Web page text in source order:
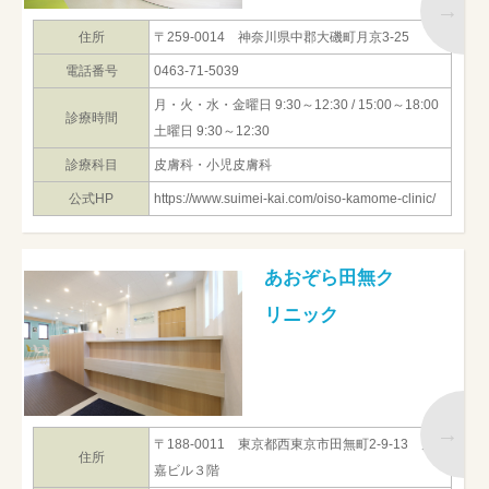
住所 〒259-0014 神奈川県中郡大磯町月京3-25
電話番号 0463-71-5039
診療時間
月・火・水・金曜日 9:30～12:30 / 15:00～18:00
土曜日 9:30～12:30
診療科目 皮膚科・小児皮膚科
公式HP https://www.suimei-kai.com/oiso-kamome-clinic/
あおぞら田無ク
リニック
住所
〒188-0011 東京都西東京市田無町2-9-13 丸
嘉ビル３階